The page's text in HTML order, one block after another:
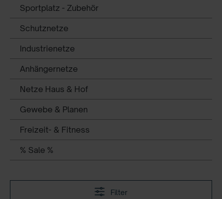
Sportplatz - Zubehör
Schutznetze
Industrienetze
Anhängernetze
Netze Haus & Hof
Gewebe & Planen
Freizeit- & Fitness
% Sale %
Filter